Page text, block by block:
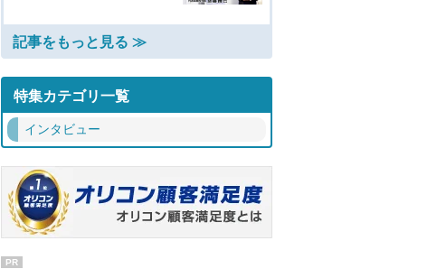
記事をもっと見る ≫
特集カテゴリ一覧
インタビュー
PR